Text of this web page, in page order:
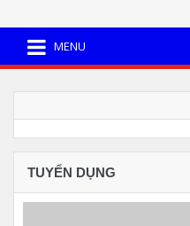
MENU
TUYỂN DỤNG